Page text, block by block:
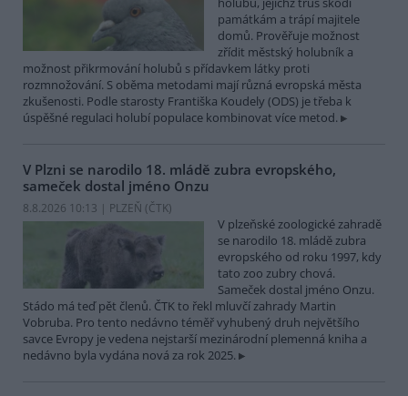
památkám a trápí majitele
domů. Prověřuje možnost
zřídit městský holubník a
možnost přikrmování holubů s přídavkem látky proti
rozmnožování. S oběma metodami mají různá evropská města
zkušenosti. Podle starosty Františka Koudely (ODS) je třeba k
úspěšné regulaci holubí populace kombinovat více metod.
V Plzni se narodilo 18. mládě zubra evropského,
sameček dostal jméno Onzu
8.8.2026 10:13 | PLZEŇ (ČTK)
V plzeňské zoologické zahradě
se narodilo 18. mládě zubra
evropského od roku 1997, kdy
tato zoo zubry chová.
Sameček dostal jméno Onzu.
Stádo má teď pět členů. ČTK to řekl mluvčí zahrady Martin
Vobruba. Pro tento nedávno téměř vyhubený druh největšího
savce Evropy je vedena nejstarší mezinárodní plemenná kniha a
nedávno byla vydána nová za rok 2025.